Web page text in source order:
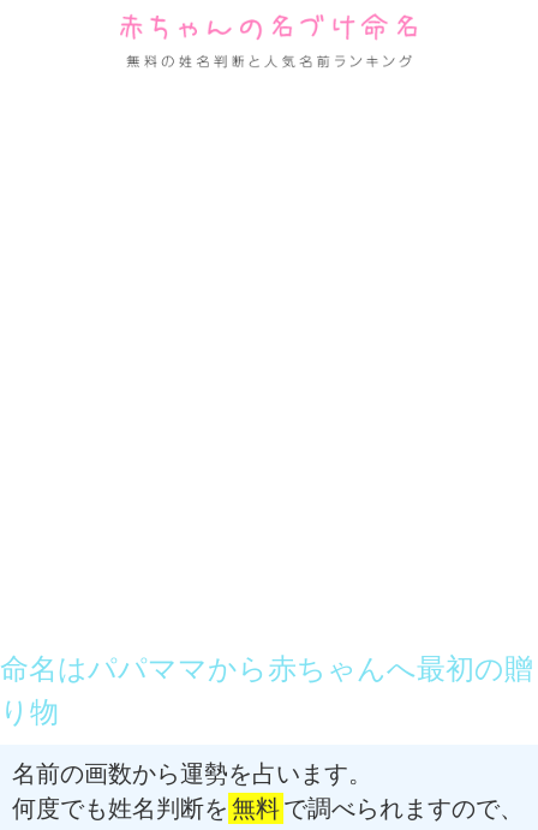
命名はパパママから赤ちゃんへ最初の贈
り物
名前の画数から運勢を占います。
何度でも姓名判断を 無料で調べられますので、